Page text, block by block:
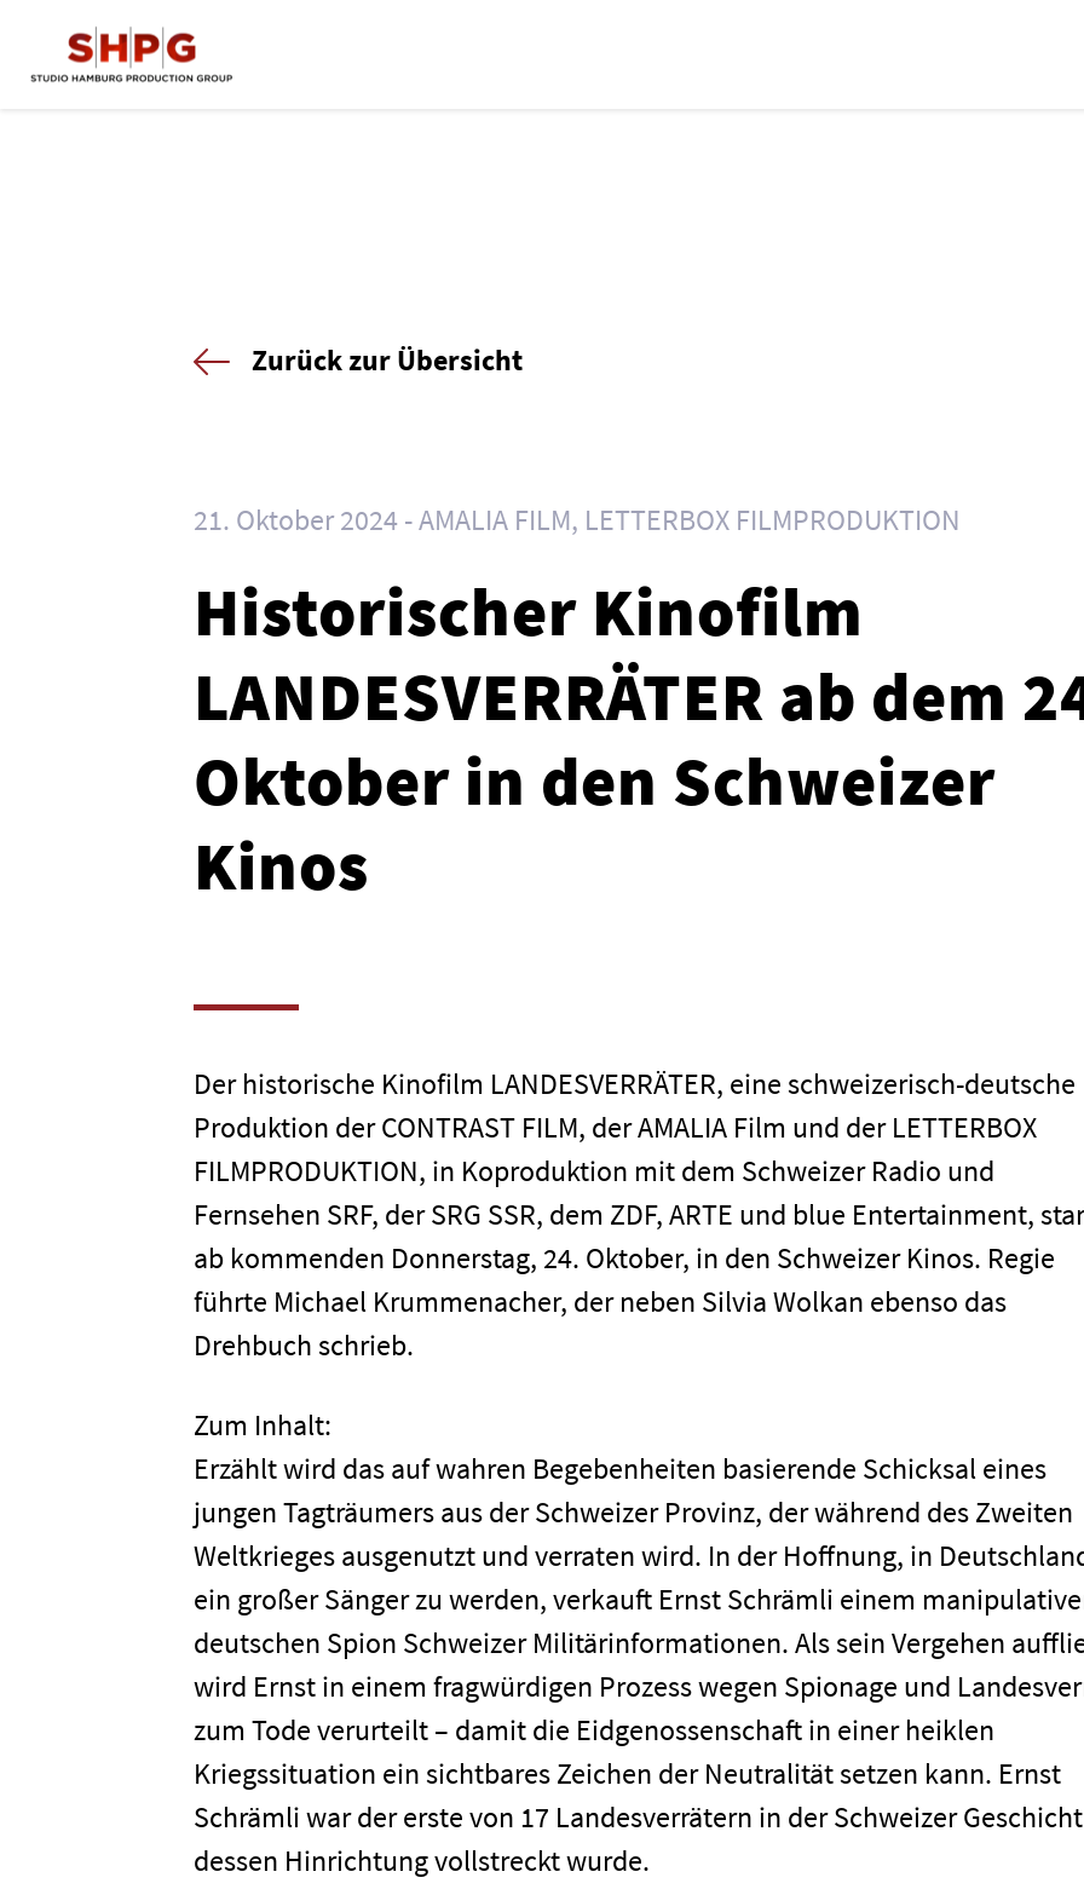
Zurück zur Übersicht
21. Oktober 2024 AMALIA FILM LETTERBOX FILMPRODUKTION
Historischer Kinofilm
LANDESVERRÄTER ab dem
Oktober in den Schweizer
Kinos
Der historische Kinofilm LANDESVERRÄTER, eine schweizerisch-deutsche
Produktion der CONTRAST FILM, der AMALIA Film und der LETTERBOX
FILMPRODUKTION, in Koproduktion mit dem Schweizer Radio und
Fernsehen SRF, der SRG SSR, dem ZDF, ARTE und blue Entertainment,
ab kommenden Donnerstag, 24. Oktober, in den Schweizer Kinos. Regie
führte Michael Krummenacher, der neben Silvia Wolkan ebenso das
Drehbuch schrieb.
Zum Inhalt:
Erzählt wird das auf wahren Begebenheiten basierende Schicksal eines
jungen Tagträumers aus der Schweizer Provinz, der während des Zweiten
Weltkrieges ausgenutzt und verraten wird. In der Hoffnung, in
ein großer Sänger zu werden, verkauft Ernst Schrämli einem
deutschen Spion Schweizer Militärinformationen. Als sein Vergehen
wird Ernst in einem fragwürdigen Prozess wegen Spionage und
zum Tode verurteilt – damit die Eidgenossenschaft in einer heiklen
Kriegssituation ein sichtbares Zeichen der Neutralität setzen kann. Ernst
Schrämli war der erste von 17 Landesverrätern in der Schweizer
dessen Hinrichtung vollstreckt wurde.